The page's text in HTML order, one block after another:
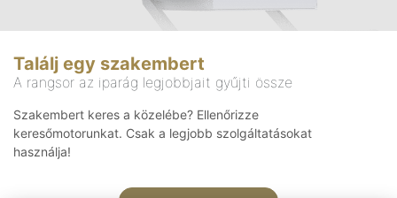
Találj egy szakembert
A rangsor az iparág legjobbjait gyűjti össze
Szakembert keres a közelébe? Ellenőrizze
keresőmotorunkat. Csak a legjobb szolgáltatásokat
használja!